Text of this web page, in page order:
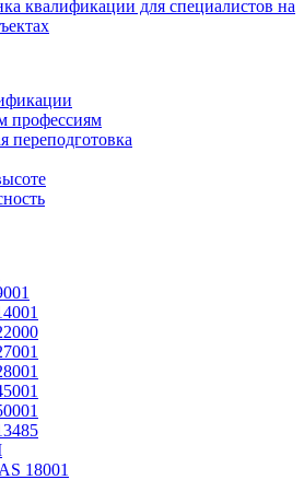
квалификации для специалистов на
профессиям
переподготовка
18001